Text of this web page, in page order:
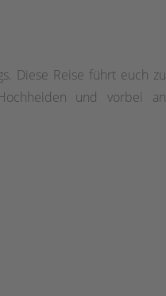
Diese Reise führt euch zu
und vorbei an